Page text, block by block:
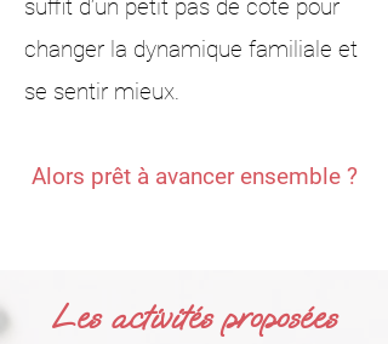
suffit d’un petit pas de côté pour
changer la dynamique familiale et
se sentir mieux. ​
Alors prêt à avancer ensemble ?
Les activités proposées